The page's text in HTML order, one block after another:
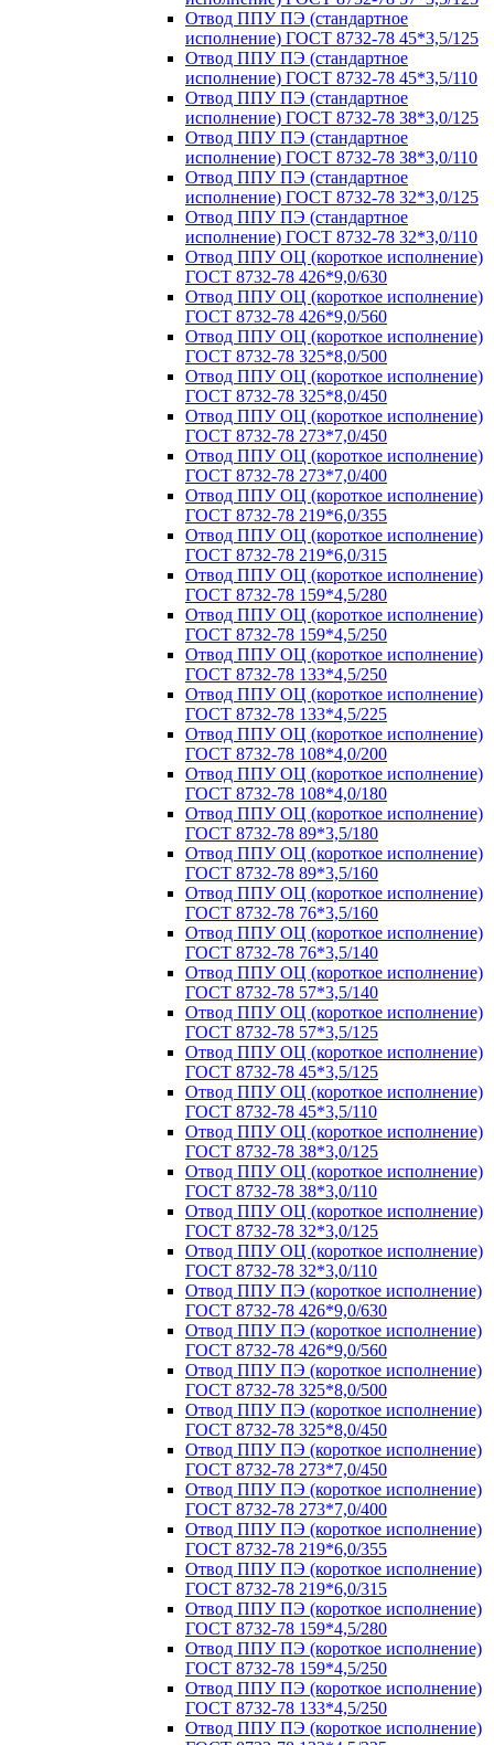
Отвод ППУ ПЭ (стандартное
исполнение) ГОСТ 8732-78 45*3,5/125
Отвод ППУ ПЭ (стандартное
исполнение) ГОСТ 8732-78 45*3,5/110
Отвод ППУ ПЭ (стандартное
исполнение) ГОСТ 8732-78 38*3,0/125
Отвод ППУ ПЭ (стандартное
исполнение) ГОСТ 8732-78 38*3,0/110
Отвод ППУ ПЭ (стандартное
исполнение) ГОСТ 8732-78 32*3,0/125
Отвод ППУ ПЭ (стандартное
исполнение) ГОСТ 8732-78 32*3,0/110
Отвод ППУ ОЦ (короткое исполнение)
ГОСТ 8732-78 426*9,0/630
Отвод ППУ ОЦ (короткое исполнение)
ГОСТ 8732-78 426*9,0/560
Отвод ППУ ОЦ (короткое исполнение)
ГОСТ 8732-78 325*8,0/500
Отвод ППУ ОЦ (короткое исполнение)
ГОСТ 8732-78 325*8,0/450
Отвод ППУ ОЦ (короткое исполнение)
ГОСТ 8732-78 273*7,0/450
Отвод ППУ ОЦ (короткое исполнение)
ГОСТ 8732-78 273*7,0/400
Отвод ППУ ОЦ (короткое исполнение)
ГОСТ 8732-78 219*6,0/355
Отвод ППУ ОЦ (короткое исполнение)
ГОСТ 8732-78 219*6,0/315
Отвод ППУ ОЦ (короткое исполнение)
ГОСТ 8732-78 159*4,5/280
Отвод ППУ ОЦ (короткое исполнение)
ГОСТ 8732-78 159*4,5/250
Отвод ППУ ОЦ (короткое исполнение)
ГОСТ 8732-78 133*4,5/250
Отвод ППУ ОЦ (короткое исполнение)
ГОСТ 8732-78 133*4,5/225
Отвод ППУ ОЦ (короткое исполнение)
ГОСТ 8732-78 108*4,0/200
Отвод ППУ ОЦ (короткое исполнение)
ГОСТ 8732-78 108*4,0/180
Отвод ППУ ОЦ (короткое исполнение)
ГОСТ 8732-78 89*3,5/180
Отвод ППУ ОЦ (короткое исполнение)
ГОСТ 8732-78 89*3,5/160
Отвод ППУ ОЦ (короткое исполнение)
ГОСТ 8732-78 76*3,5/160
Отвод ППУ ОЦ (короткое исполнение)
ГОСТ 8732-78 76*3,5/140
Отвод ППУ ОЦ (короткое исполнение)
ГОСТ 8732-78 57*3,5/140
Отвод ППУ ОЦ (короткое исполнение)
ГОСТ 8732-78 57*3,5/125
Отвод ППУ ОЦ (короткое исполнение)
ГОСТ 8732-78 45*3,5/125
Отвод ППУ ОЦ (короткое исполнение)
ГОСТ 8732-78 45*3,5/110
Отвод ППУ ОЦ (короткое исполнение)
ГОСТ 8732-78 38*3,0/125
Отвод ППУ ОЦ (короткое исполнение)
ГОСТ 8732-78 38*3,0/110
Отвод ППУ ОЦ (короткое исполнение)
ГОСТ 8732-78 32*3,0/125
Отвод ППУ ОЦ (короткое исполнение)
ГОСТ 8732-78 32*3,0/110
Отвод ППУ ПЭ (короткое исполнение)
ГОСТ 8732-78 426*9,0/630
Отвод ППУ ПЭ (короткое исполнение)
ГОСТ 8732-78 426*9,0/560
Отвод ППУ ПЭ (короткое исполнение)
ГОСТ 8732-78 325*8,0/500
Отвод ППУ ПЭ (короткое исполнение)
ГОСТ 8732-78 325*8,0/450
Отвод ППУ ПЭ (короткое исполнение)
ГОСТ 8732-78 273*7,0/450
Отвод ППУ ПЭ (короткое исполнение)
ГОСТ 8732-78 273*7,0/400
Отвод ППУ ПЭ (короткое исполнение)
ГОСТ 8732-78 219*6,0/355
Отвод ППУ ПЭ (короткое исполнение)
ГОСТ 8732-78 219*6,0/315
Отвод ППУ ПЭ (короткое исполнение)
ГОСТ 8732-78 159*4,5/280
Отвод ППУ ПЭ (короткое исполнение)
ГОСТ 8732-78 159*4,5/250
Отвод ППУ ПЭ (короткое исполнение)
ГОСТ 8732-78 133*4,5/250
Отвод ППУ ПЭ (короткое исполнение)